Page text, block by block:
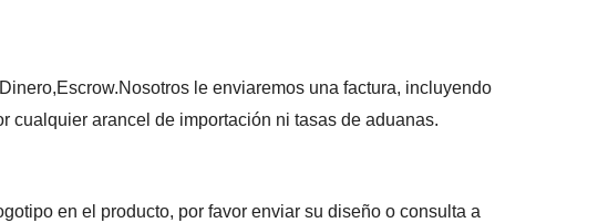
,Escrow.Nosotros le enviaremos una factura, incluyendo
cualquier arancel de importación ni tasas de aduanas.
en el producto, por favor enviar su diseño o consulta a